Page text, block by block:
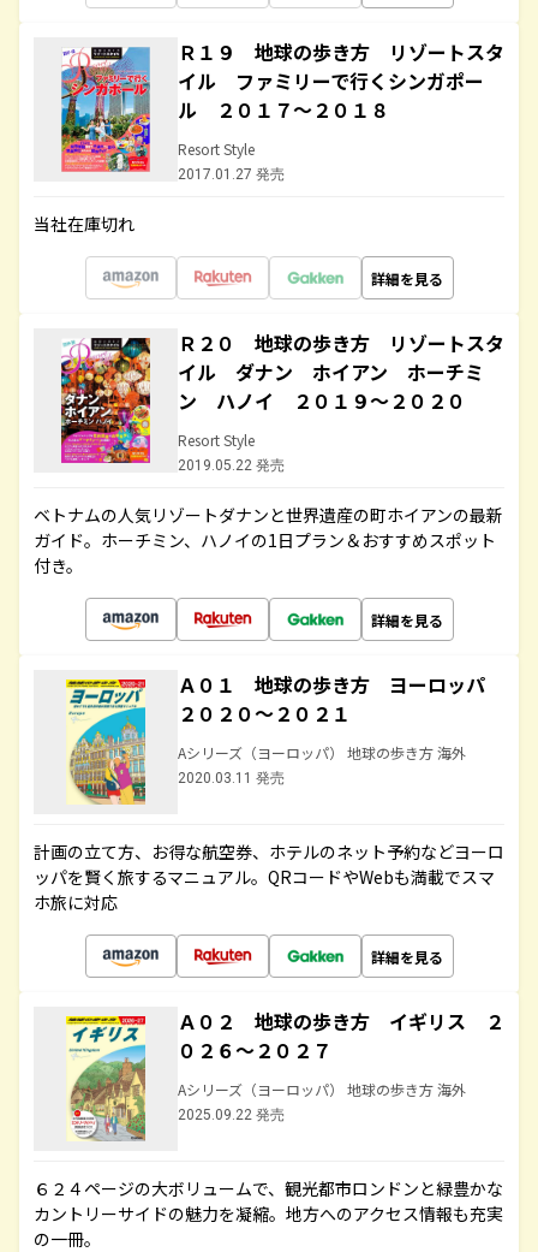
Ｒ１９ 地球の歩き方 リゾートスタ
イル ファミリーで行くシンガポー
ル ２０１７～２０１８
Resort Style
2017.01.27 発売
当社在庫切れ
詳細を見る
Ｒ２０ 地球の歩き方 リゾートスタ
イル ダナン ホイアン ホーチミ
ン ハノイ ２０１９～２０２０
Resort Style
2019.05.22 発売
ベトナムの人気リゾートダナンと世界遺産の町ホイアンの最新
ガイド。ホーチミン、ハノイの1日プラン＆おすすめスポット
付き。
詳細を見る
Ａ０１ 地球の歩き方 ヨーロッパ
２０２０～２０２１
Aシリーズ（ヨーロッパ） 地球の歩き方 海外
2020.03.11 発売
計画の立て方、お得な航空券、ホテルのネット予約などヨーロ
ッパを賢く旅するマニュアル。QRコードやWebも満載でスマ
ホ旅に対応
詳細を見る
Ａ０２ 地球の歩き方 イギリス ２
０２６～２０２７
Aシリーズ（ヨーロッパ） 地球の歩き方 海外
2025.09.22 発売
６２４ページの大ボリュームで、観光都市ロンドンと緑豊かな
カントリーサイドの魅力を凝縮。地方へのアクセス情報も充実
の一冊。